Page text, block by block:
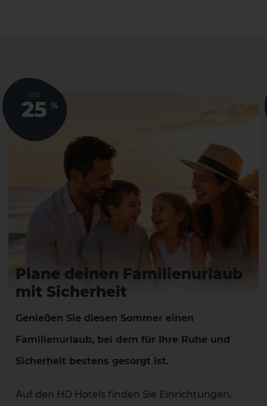
25 %
Plane deinen Familienurlaub
mit Sicherheit
Genießen Sie diesen Sommer einen
Familienurlaub, bei dem für Ihre Ruhe und
Sicherheit bestens gesorgt ist.
Auf den HD Hotels finden Sie Einrichtungen,